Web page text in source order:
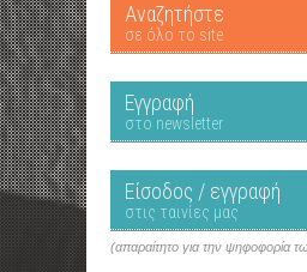
Αναζητήστε
σε όλο το site
Εγγραφή
στο newsletter
Είσοδος / εγγραφή
στις ταινίες μας
(απαραίτητο για την ψηφοφορία